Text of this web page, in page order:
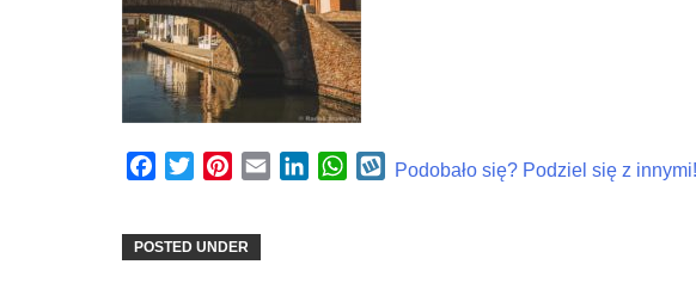
Facebook
TwitterPinterest
Email LinkedInWhatsApp
Wykop
Podobało się? Podziel się z innymi!
POSTED UNDER